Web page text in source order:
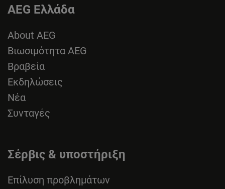
AEG Ελλάδα
About AEG
Βιωσιμότητα AEG
Βραβεία
Εκδηλώσεις
Νέα
Συνταγές
Σέρβις & υποστήριξη
Επίλυση προβλημάτων